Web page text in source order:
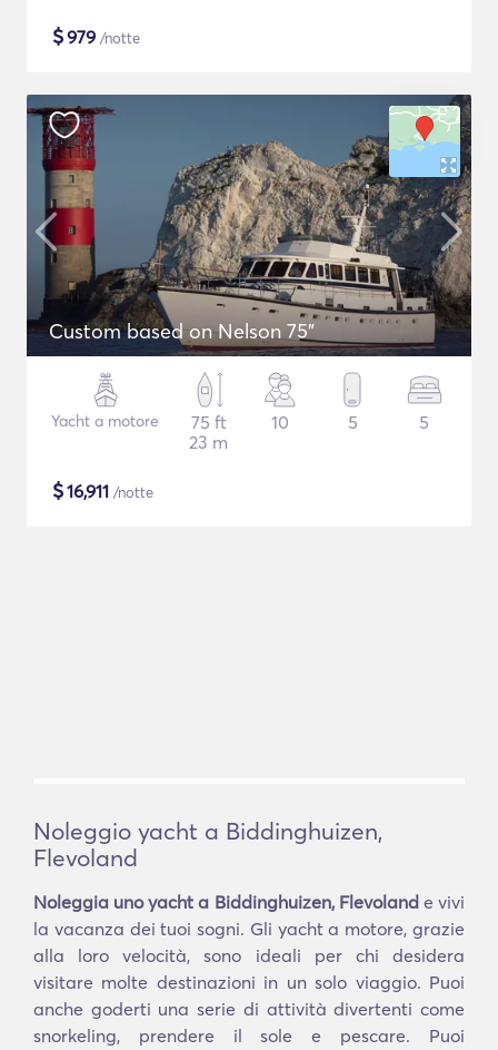
$979 /notte
Custom based on Nelson 75"
Yacht a motore
75 ft
23 m
10 5 5
$16,911 /notte
Noleggio yacht a Biddinghuizen,
Flevoland
Noleggia uno yacht a Biddinghuizen, Flevoland e vivi
la vacanza dei tuoi sogni. Gli yacht a motore, grazie
alla loro velocità, sono ideali per chi desidera
visitare molte destinazioni in un solo viaggio. Puoi
anche goderti una serie di attività divertenti come
snorkeling, prendere il sole e pescare. Puoi